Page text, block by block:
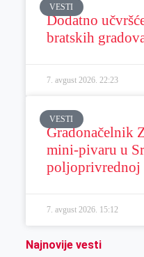
VESTI
Dodatno
bratskih
7. avgust 2026. 22:23
VESTI
Gradonačelnik
mini-pivaru u
poljoprivrednoj
7. avgust 2026. 15:12
Najnovije vesti